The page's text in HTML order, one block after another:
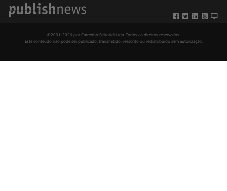
©2001-2026 por Carrenho Editorial Ltda. Todos os direitos reservados.
Este conteúdo não pode ser publicado, transmitido, reescrito ou redistribuído sem autorização.